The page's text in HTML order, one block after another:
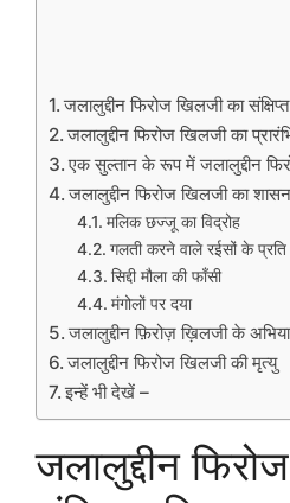
जलालुद्दीन फिरोज खिलजी का
जलालुद्दीन फिरोज खिलजी का
एक सुल्तान के रूप में जलालुद्दीन
जलालुद्दीन फिरोज खिलजी का
मलिक छज्जू का विद्रोह
गलती करने वाले रईसों के प्रति
सिद्दी मौला की फाँसी
मंगोलों पर दया
जलालुद्दीन फ़िरोज़ ख़िलजी के
जलालुद्दीन फिरोज खिलजी की मृत्यु
इन्हें भी देखें –
जलालुद्दीन